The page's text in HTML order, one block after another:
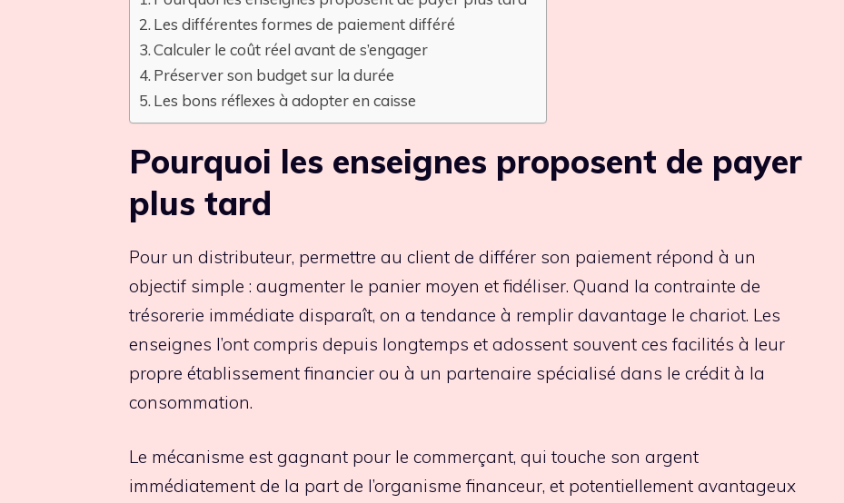
Les différentes formes de paiement différé
Calculer le coût réel avant de s’engager
Préserver son budget sur la durée
Les bons réflexes à adopter en caisse
Pourquoi les enseignes proposent de payer
plus tard
Pour un distributeur, permettre au client de différer son paiement répond à un
objectif simple : augmenter le panier moyen et fidéliser. Quand la contrainte de
trésorerie immédiate disparaît, on a tendance à remplir davantage le chariot. Les
enseignes l’ont compris depuis longtemps et adossent souvent ces facilités à leur
propre établissement financier ou à un partenaire spécialisé dans le crédit à la
consommation.
Le mécanisme est gagnant pour le commerçant, qui touche son argent
immédiatement de la part de l’organisme financeur, et potentiellement avantageux